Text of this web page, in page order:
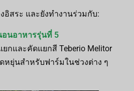
อิสระ และยังทำงานร่วมกับ:
อนอาหารรุ่นที่ 5
กและคัดแยกสี Teberio Melitor
ยุ่นสำหรับฟาร์มในช่วงต่าง ๆ